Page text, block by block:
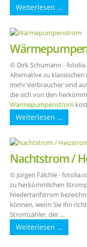
Weiterlesen …
© Dirk Schumann -
Alternative zu
mehr Verbraucher sind
die sich von den
Wärmepumpenstrom
Weiterlesen …
Nachtstrom /
© Jürgen Fälchle -
zu herkömmlichen
Niedertarifstrom
können, wenn Sie ihn
Stromzähler, der ...
Weiterlesen …